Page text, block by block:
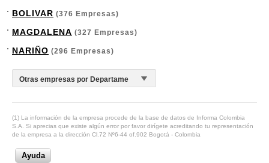
BOLIVAR (376 Empresas)
MAGDALENA (327 Empresas)
NARIÑO (296 Empresas)
(1) La información de la empresa procede de la base de datos de Informa Colombia
S.A. Si aprecias que existe algún error por favor dirígete acreditando tu representación
de la empresa a la dirección Cl.72 Nº6-44 of.902 Bogotá - Colombia
Ayuda